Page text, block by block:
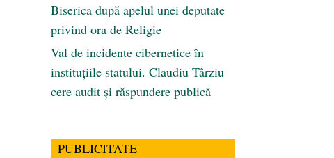
Biserica după apelul unei deputate
privind ora de Religie
Val de incidente cibernetice în
instituțiile statului. Claudiu Târziu
cere audit și răspundere publică
PUBLICITATE